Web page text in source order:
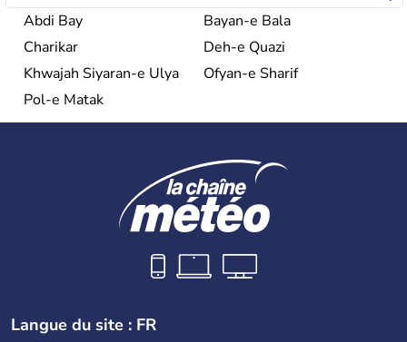
Abdi Bay
Bayan-e Bala
Charikar
Deh-e Quazi
Khwajah Siyaran-e Ulya
Ofyan-e Sharif
Pol-e Matak
Langue du site : FR